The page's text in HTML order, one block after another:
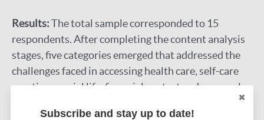
Results:The total sample corresponded to 15
respondents. After completing the content analysis
stages, five categories emerged that addressed the
challenges faced in accessing health care, self-care
practices, social life, financial context and personal
Subscribe and stay up to date!